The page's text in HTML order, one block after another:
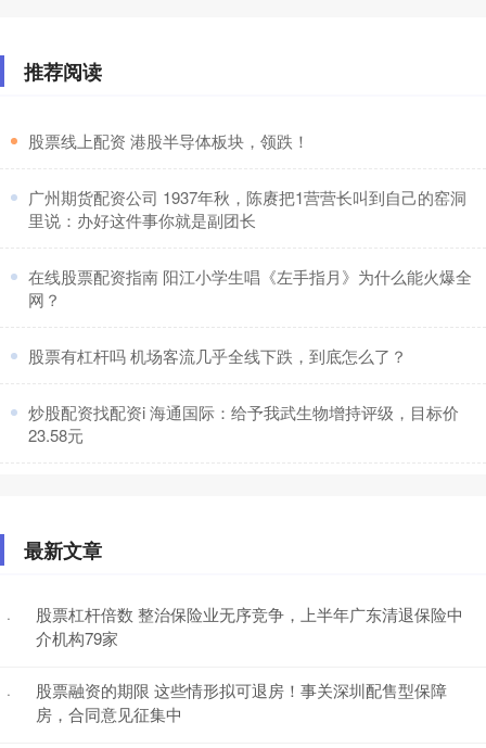
推荐阅读
​股票线上配资 港股半导体板块，领跌！
​广州期货配资公司 1937年秋，陈赓把1营营长叫到自己的窑洞
里说：办好这件事你就是副团长
​在线股票配资指南 阳江小学生唱《左手指月》为什么能火爆全
网？
​股票有杠杆吗 机场客流几乎全线下跌，到底怎么了？
​炒股配资找配资i 海通国际：给予我武生物增持评级，目标价
23.58元
最新文章
·
股票杠杆倍数 整治保险业无序竞争，上半年广东清退保险中
介机构79家
·
股票融资的期限 这些情形拟可退房！事关深圳配售型保障
房，合同意见征集中